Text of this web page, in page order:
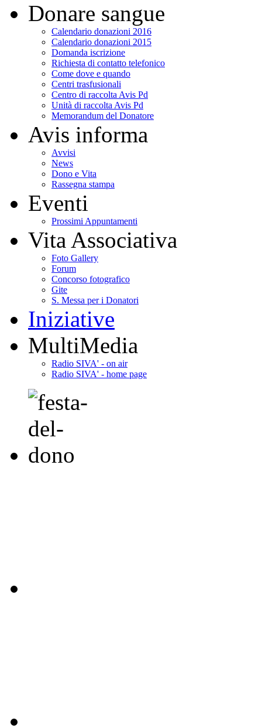
Donare sangue
Calendario donazioni 2016
Calendario donazioni 2015
Domanda iscrizione
Richiesta di contatto telefonico
Come dove e quando
Centri trasfusionali
Centro di raccolta Avis Pd
Unità di raccolta Avis Pd
Memorandum del Donatore
Avis informa
Avvisi
News
Dono e Vita
Rassegna stampa
Eventi
Prossimi Appuntamenti
Vita Associativa
Foto Gallery
Forum
Concorso fotografico
Gite
S. Messa per i Donatori
Iniziative
MultiMedia
Radio SIVA' - on air
Radio SIVA' - home page